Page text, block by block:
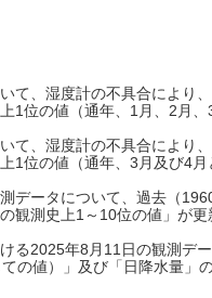
て、湿度計の不具合により
1位の値（通年、1月、2月
て、湿度計の不具合により
1位の値（通年、3月及び4
データについて、過去（
観測史上1～10位の値」が
る2025年8月11日の観測デ
の値）」及び「日降水量